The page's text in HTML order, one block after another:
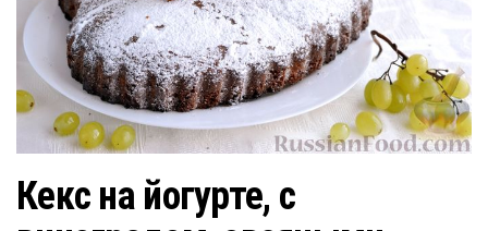
Кекс на йогурте, с